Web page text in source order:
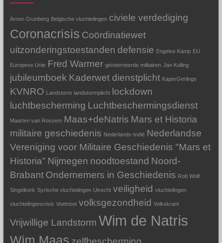
Arnon Grunberg Belgische vluchtelingen civiele verdediging
Coronacrisis Coördinatiewet
uitzonderingstoestanden defensie Engelse Kamp EU
Europese Unie Fred Warmer geïnterneerde militairen Jan Kolling
jubileumboek Kaderwet dienstplicht KaperGerlings
KVNRO Landstorm landstormplicht
lockdown
luchtbescherming Luchtbeschermingsdienst
Maarten van Rossem Maas+deNatris Mars et Historia
militaire geschiedenis Nederlands-Indië Nederlandse
Vereniging voor Militaire Geschiedenis "Mars et
Historia" Nijmegen noodtoestand Noord-
Brabant Ondernemers in Geschiedenis Rob Wolf
Singelkerk Syrische vluchtelingen Utrecht veiligheid vluchtelingen
vluchtelingencrisis Voetnoot volksgezondheid Volkskrant
Vrijwillige Landstorm Wim de Natris